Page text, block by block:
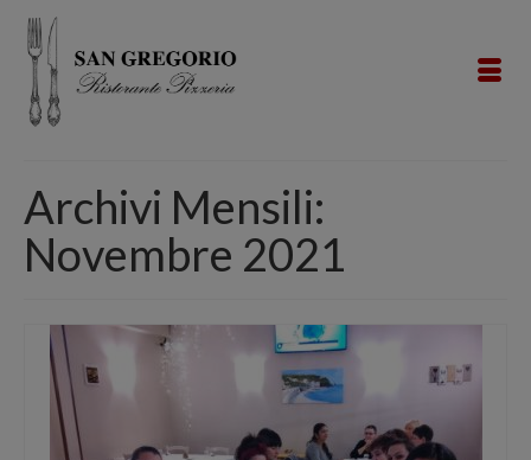
Archivi Mensili:
Novembre 2021